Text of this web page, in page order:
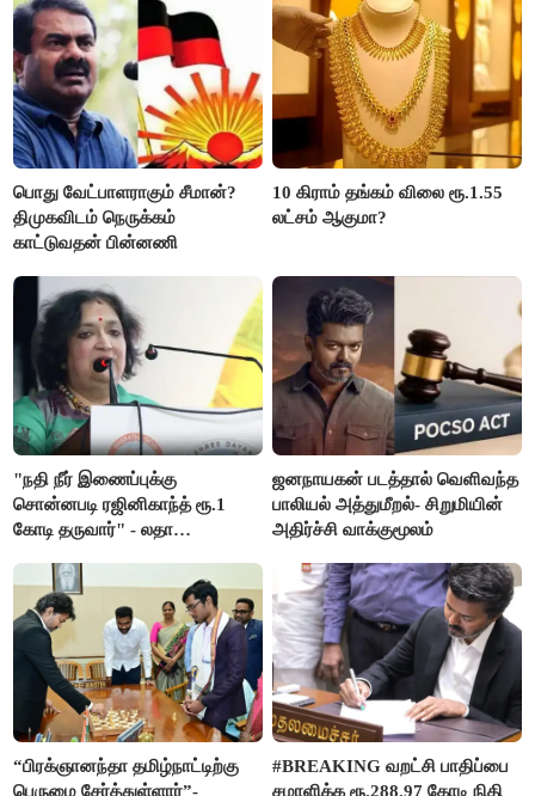
பொது வேட்பாளராகும் சீமான்?
திமுகவிடம் நெருக்கம்
காட்டுவதன் பின்னணி
10 கிராம் தங்கம் விலை ரூ.1.55
லட்சம் ஆகுமா?
"நதி நீர் இணைப்புக்கு
சொன்னபடி ரஜினிகாந்த் ரூ.1
கோடி தருவார்" - லதா
ஜனநாயகன் படத்தால் வெளிவந்த
பாலியல் அத்துமீறல்- சிறுமியின்
அதிர்ச்சி வாக்குமூலம்
“பிரக்ஞானந்தா தமிழ்நாட்டிற்கு
பெருமை சேர்த்துள்ளார்”-
#BREAKING வறட்சி பாதிப்பை
சமாளிக்க ரூ.288.97 கோடி நிதி